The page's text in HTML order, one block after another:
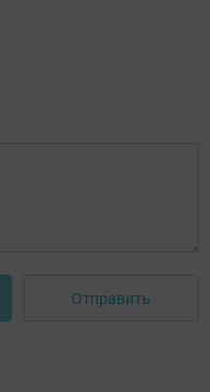
Отправить